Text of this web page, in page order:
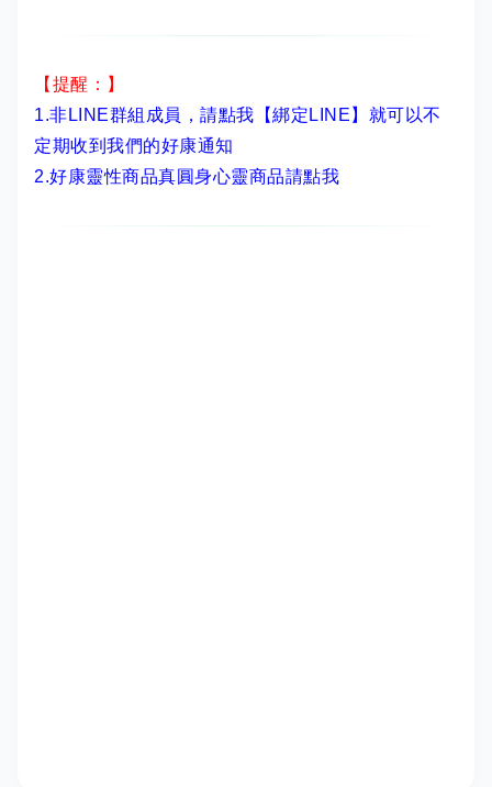
【提醒：】
1.非LINE群組成員， 請點我【綁定LINE】 就可以不
定期收到我們的好康通知
2.好康靈性商品真圓身心靈商品請點我